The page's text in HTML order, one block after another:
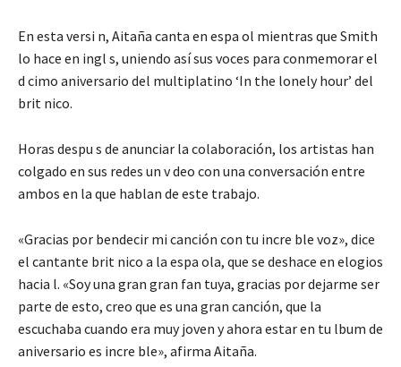
En esta versi n, Aitaña canta en espa ol mientras que Smith
lo hace en ingl s, uniendo así sus voces para conmemorar el
d cimo aniversario del multiplatino ‘In the lonely hour’ del
brit nico.
Horas despu s de anunciar la colaboración, los artistas han
colgado en sus redes un v deo con una conversación entre
ambos en la que hablan de este trabajo.
«Gracias por bendecir mi canción con tu incre ble voz», dice
el cantante brit nico a la espa ola, que se deshace en elogios
hacia l. «Soy una gran gran fan tuya, gracias por dejarme ser
parte de esto, creo que es una gran canción, que la
escuchaba cuando era muy joven y ahora estar en tu lbum de
aniversario es incre ble», afirma Aitaña.